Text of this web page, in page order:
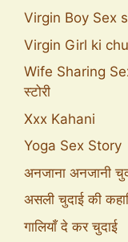
Virgin Boy Sex
Virgin Girl ki
Wife Sharing
स्टोरी
Xxx Kahani
Yoga Sex Story
अनजाना अनजानी
असली चुदाई की
गालियाँ दे कर चुदाई